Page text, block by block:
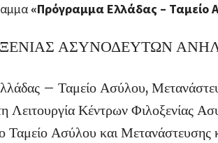
«Πρόγραμμα Ελλάδας – Ταμείο
ΑΣΥΝΟΔΕΥΤΩΝ
– Ταμείο Ασύλου,
Λειτουργία Κέντρων Φιλοξενίας
Ταμείο Ασύλου και